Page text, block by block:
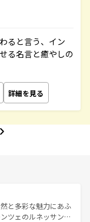
ると言う、イン
る名言と癒やしの
詳細を見る
と多彩な魅力にあふ
ツェのルネッサンス